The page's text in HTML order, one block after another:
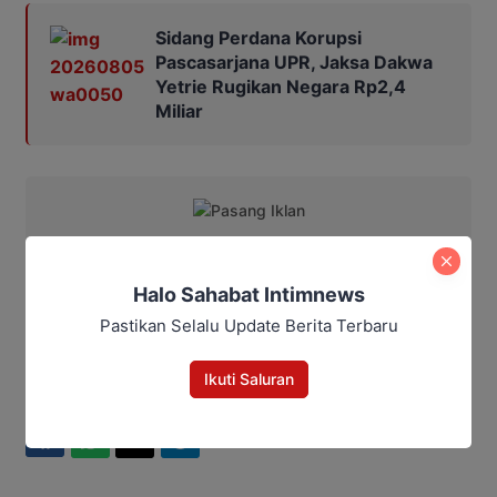
Sidang Perdana Korupsi
Pascasarjana UPR, Jaksa Dakwa
Yetrie Rugikan Negara Rp2,4
Miliar
Editor: AndrianHalo Sahabat Intimnews
Pastikan Selalu Update Berita Terbaru
Ikuti Saluran